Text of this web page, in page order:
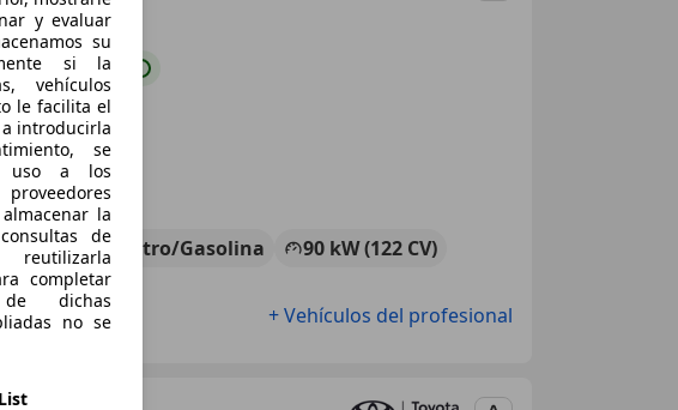
Precio justo
km Electro/Gasolina
90 kW (122 CV)
+ Vehículos del profesional
y evaluar
su
si la
vehículos
le facilita el
introducirla
se
uso a los
la
de
completar
dichas
no se